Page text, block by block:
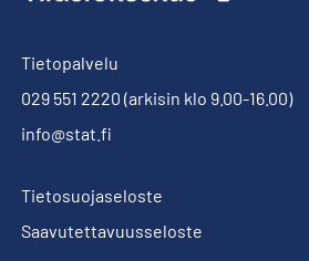
Tietopalvelu
029 551 2220 (arkisin klo 9.00-16.00)
info@stat.fi
Tietosuojaseloste
Saavutettavuusseloste